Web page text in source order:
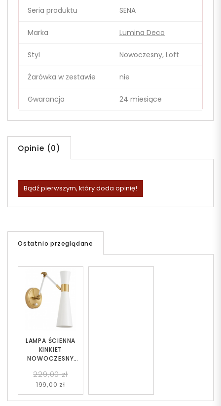
Seria produktu SENA
Marka Lumina Deco
Styl Nowoczesny, Loft
Żarówka w zestawie nie
Gwarancja 24 miesiące
Opinie (0)
Bądź pierwszym, który doda opinię!
Ostatnio przeglądane
LAMPA ŚCIENNA
KINKIET
NOWOCZESNY
229,00 zł
199,00 zł